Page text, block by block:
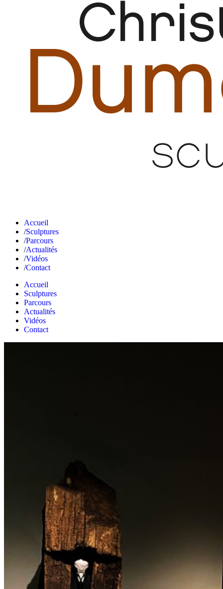
Accueil
Sculptures
Parcours
Actualités
Vidéos
Contact
Accueil
Sculptures
Parcours
Actualités
Vidéos
Contact